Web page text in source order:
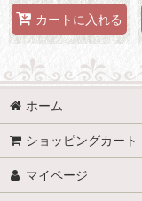
カートに入れる
ホーム
ショッピングカート
マイページ